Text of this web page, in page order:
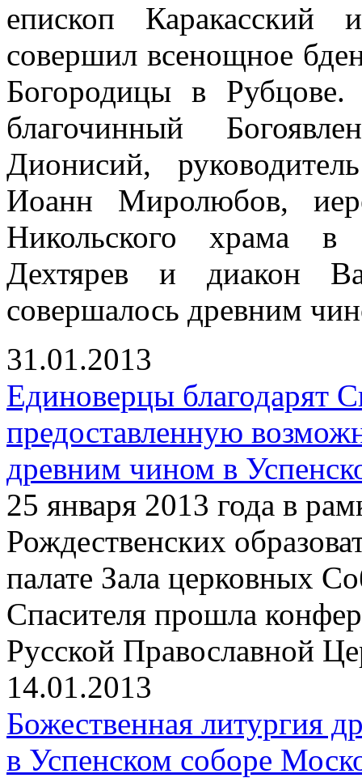
епископ
совершил всенощное
Богородицы в
благочинный
Дионисий,
Иоанн Миролюбов,
Никольского храма в
Дехтярев и диакон
совершалось древним
31.01.2013
Единоверцы благодарят
предоставленную
древним чином в
25 января 2013 года в
Рождественских
палате Зала церковных
Спасителя прошла
Русской Православной
14.01.2013
Божественная литургия
в Успенском соборе